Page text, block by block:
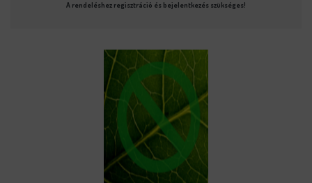
A rendeléshez regisztráció és bejelentkezés szükséges!